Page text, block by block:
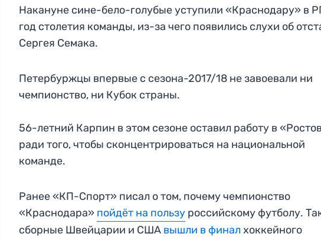
Накануне сине-бело-голубые уступили «Краснодару» в
год столетия команды, из-за чего появились слухи об
Сергея Семака.
Петербуржцы впервые с сезона-2017/18 не завоевали ни
чемпионство, ни Кубок страны.
56-летний Карпин в этом сезоне оставил работу в
ради того, чтобы сконцентрироваться на национальной
команде.
Ранее «КП-Спорт» писал о том, почему чемпионство
«Краснодара» пойдёт на пользу российскому футболу.
сборные Швейцарии и США вышли в финалхоккейного